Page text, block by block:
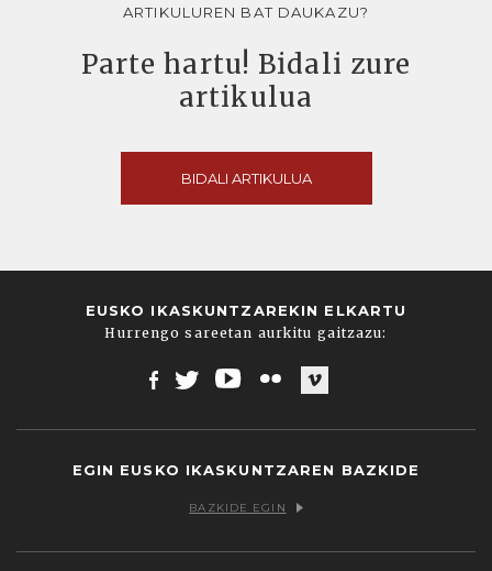
ARTIKULUREN BAT DAUKAZU?
Parte hartu! Bidali zure
artikulua
BIDALI ARTIKULUA
EUSKO IKASKUNTZAREKIN ELKARTU
Hurrengo sareetan aurkitu gaitzazu:
EGIN EUSKO IKASKUNTZAREN BAZKIDE
BAZKIDE EGIN